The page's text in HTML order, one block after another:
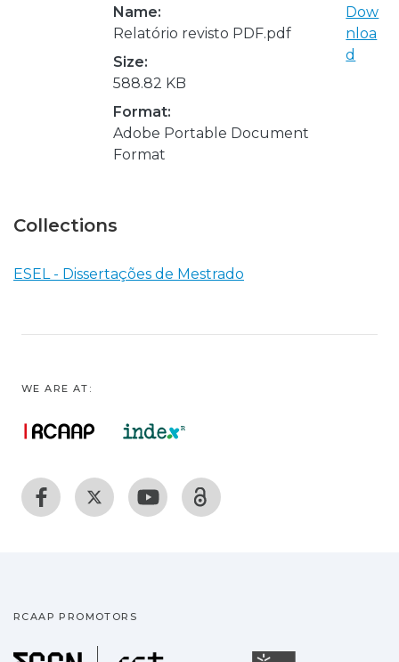
Name:
Relatório revisto PDF.pdf
Size:
588.82 KB
Format:
Adobe Portable Document
Format
Dow
nloa
d
Collections
ESEL - Dissertações de Mestrado
WE ARE AT:
RCAAP PROMOTORS
Fundação para a